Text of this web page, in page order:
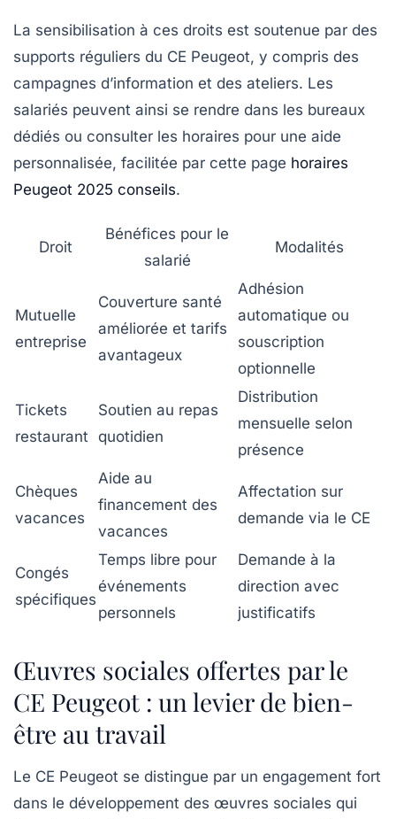
La sensibilisation à ces droits est soutenue par des
supports réguliers du CE Peugeot, y compris des
campagnes d’information et des ateliers. Les
salariés peuvent ainsi se rendre dans les bureaux
dédiés ou consulter les horaires pour une aide
personnalisée, facilitée par cette page horaires
Peugeot 2025 conseils.
Droit
Bénéfices pour le
salarié
Modalités
Mutuelle
entreprise
Couverture santé
améliorée et tarifs
avantageux
Adhésion
automatique ou
souscription
optionnelle
Tickets
restaurant
Soutien au repas
quotidien
Distribution
mensuelle selon
présence
Chèques
vacances
Aide au
financement des
vacances
Affectation sur
demande via le CE
Congés
spécifiques
Temps libre pour
événements
personnels
Demande à la
direction avec
justificatifs
Œuvres sociales offertes par le
CE Peugeot : un levier de bien-
être au travail
Le CE Peugeot se distingue par un engagement fort
dans le développement des œuvres sociales qui